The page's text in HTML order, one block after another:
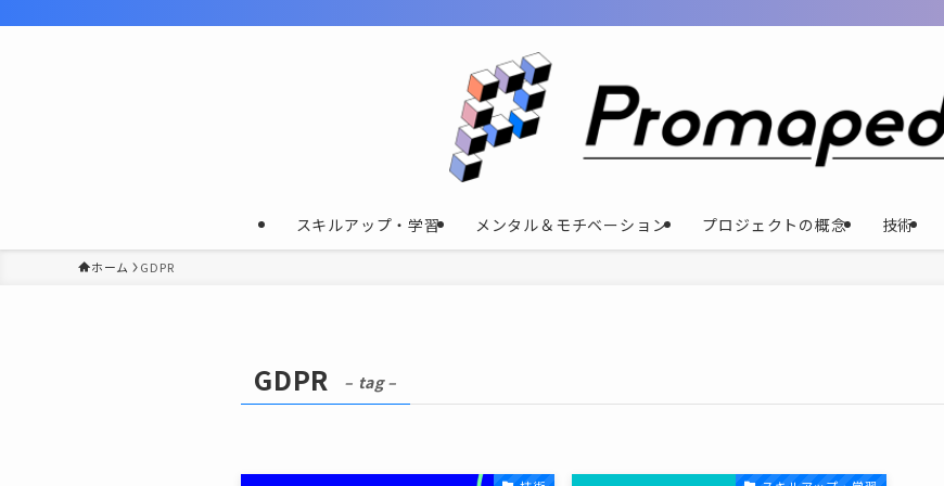
スキルアップ・学習 メンタル＆モチベーション プロジェクトの概念 技術
ホーム GDPR
GDPR – tag –